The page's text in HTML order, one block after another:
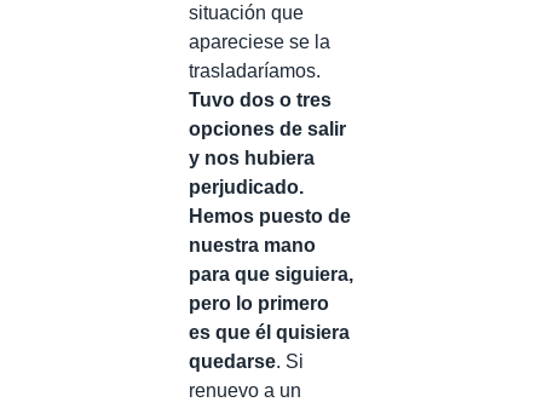
situación que
apareciese se la
trasladaríamos.
Tuvo dos o tres
opciones de salir
y nos hubiera
perjudicado.
Hemos puesto de
nuestra mano
para que siguiera,
pero lo primero
es que él quisiera
quedarse. Si
renuevo a un